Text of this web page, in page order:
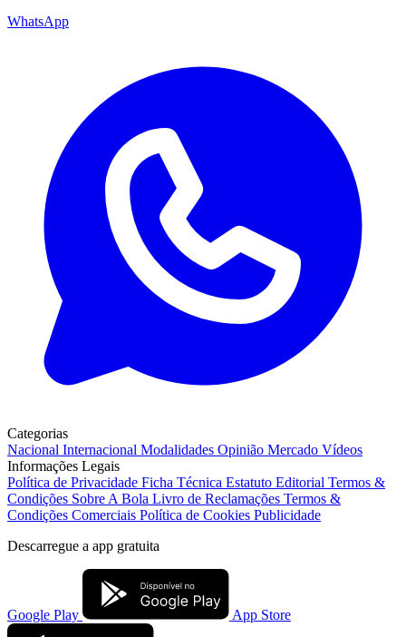
WhatsApp
Categorias
Nacional Internacional Modalidades Opinião Mercado Vídeos
Informações Legais
Política de Privacidade Ficha Técnica Estatuto Editorial Termos &
Condições Sobre A Bola Livro de Reclamações Termos &
Condições Comerciais Política de Cookies Publicidade
Descarregue a app gratuita
Google Play App Store